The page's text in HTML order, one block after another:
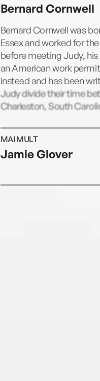
Bernard Cornwell
Bernard Cornwell was
Essex and worked for
before meeting Judy,
an American work
instead and has been
Judy divide their time
Charleston, South
MAI MULT
Jamie Glover